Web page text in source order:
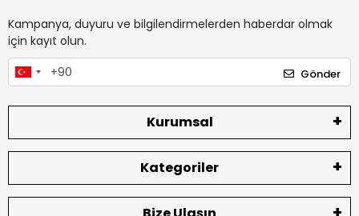
Kampanya, duyuru ve bilgilendirmelerden haberdar olmak
için kayıt olun.
Gönder
Kurumsal
Kategoriler